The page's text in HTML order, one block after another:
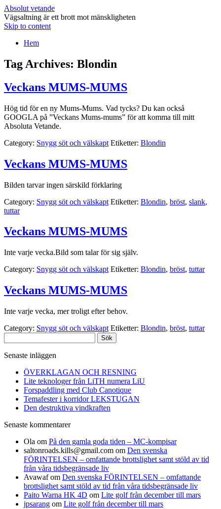
Absolut vetande
Vägsaltning är ett brott mot mänskligheten
Skip to content
Hem
Tag Archives: Blondin
Veckans MUMS-MUMS
Hög tid för en ny Mums-Mums. Vad tycks? Du kan också
GOOGLA på ”Veckans Mums-mums” för att komma till mitt
Absoluta Vetande.
Category: Snygg söt och välskapt Etiketter: Blondin
Veckans MUMS-MUMS
Bilden tarvar ingen särskild förklaring
Category: Snygg söt och välskapt Etiketter: Blondin, bröst, slank,
tuttar
Veckans MUMS-MUMS
Inte varje vecka.Bild som talar för sig själv.
Category: Snygg söt och välskapt Etiketter: Blondin, bröst, tuttar
Veckans MUMS-MUMS
Inte varje vecka, mer troligt efter behov.
Category: Snygg söt och välskapt Etiketter: Blondin, bröst, tuttar
efter:
Senaste inläggen
ÖVERKLAGAN OCH RESNING
Lite teknologer från LiTH numera LiU
Forspaddling med Club Canotique
Temafester i korridor LEKSTUGAN
Den destruktiva vindkraften
Senaste kommentarer
Ola om På den gamla goda tiden – MC-kompisar
saltonroads.kills@gmail.com om Den svenska
FÖRINTELSEN – omfattande brottslighet samt stöld av tid
från våra tidsbegränsade liv
Avawafom Den svenska FÖRINTELSEN – omfattande
brottslighet samt stöld av tid från våra tidsbegränsade liv
Paito Warna HK 4D om Lite golf från december till mars
jpsarang om Lite golf från december till mars